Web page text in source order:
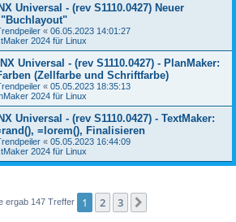
Universal - (rev S1110.0427) Neuer
« 06.05.2023 14:01:27
2024 für Linux
Universal - (rev S1110.0427) - PlanMaker:
(Zellfarbe und Schriftfarbe)
« 05.05.2023 18:35:13
2024 für Linux
Universal - (rev S1110.0427) - TextMaker:
=lorem(), Finalisieren
« 05.05.2023 16:44:09
2024 für Linux
ergab 147 Treffer 1 2 3